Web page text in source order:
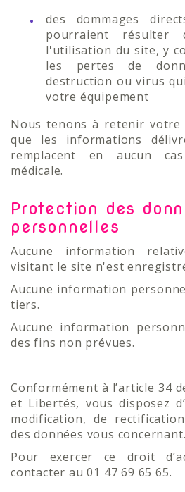
des dommages
pourraient
l'utilisation du site, y
les pertes de
destruction ou virus
votre équipement
Nous tenons à retenir
que les informations
remplacent en aucun
médicale.
Protection des
personnelles
Aucune information
visitant le site n'est
Aucune information
tiers.
Aucune information
des fins non prévues.
Conformément à l’article 34
et Libertés, vous disposez
modification, de
des données vous concernant.
Pour exercer ce droit
contacter au 01 47 69 65 65.